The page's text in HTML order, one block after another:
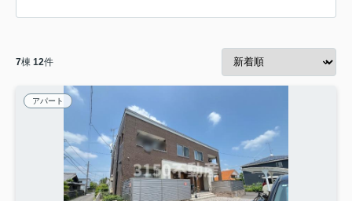
7棟 12件
アパート